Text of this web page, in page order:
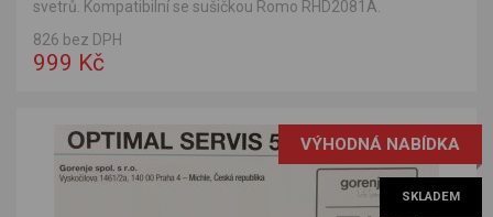
svetrů. Kompatibilní se sušičkou Romo RHD2081A.
826 bez DPH
999 Kč
VÝHODNÁ NABÍDKA
SKLADEM